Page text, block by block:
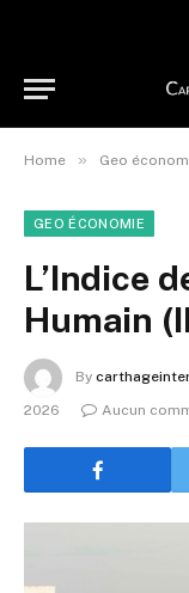
Home » Geo
GEO ÉCONOMIE
L’Indice
Humain
By
2026
Aucun